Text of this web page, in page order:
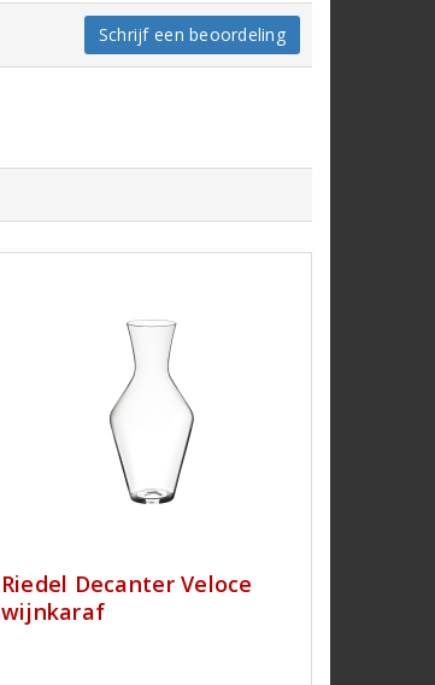
Schrijf een beoordeling
Riedel Decanter Veloce
wijnkaraf